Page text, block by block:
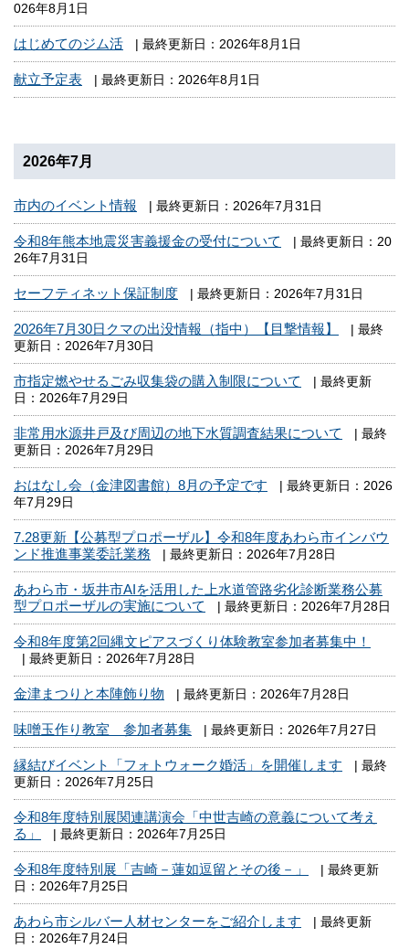
026年8月1日
はじめてのジム活 | 最終更新日：2026年8月1日
献立予定表 | 最終更新日：2026年8月1日
2026年7月
市内のイベント情報 | 最終更新日：2026年7月31日
令和8年熊本地震災害義援金の受付について
| 最終更新日：20
26年7月31日
セーフティネット保証制度 | 最終更新日：2026年7月31日
2026年7月30日クマの出没情報（指中）【目撃情報】
| 最終
更新日：2026年7月30日
市指定燃やせるごみ収集袋の購入制限について
| 最終更新
日：2026年7月29日
非常用水源井戸及び周辺の地下水質調査結果について
| 最終
更新日：2026年7月29日
おはなし会（金津図書館）8月の予定です
| 最終更新日：2026
年7月29日
7.28更新【公募型プロポーザル】令和8年度あわら市インバウ
ンド推進事業委託業務
| 最終更新日：2026年7月28日
あわら市・坂井市AIを活用した上水道管路劣化診断業務公募
型プロポーザルの実施について
| 最終更新日：2026年7月28日
令和8年度第2回縄文ピアスづくり体験教室参加者募集中！
| 最終更新日：2026年7月28日
金津まつりと本陣飾り物 | 最終更新日：2026年7月28日
味噌玉作り教室 参加者募集 | 最終更新日：2026年7月27日
縁結びイベント「フォトウォーク婚活」を開催します
| 最終
更新日：2026年7月25日
令和8年度特別展関連講演会「中世吉崎の意義について考え
る」
| 最終更新日：2026年7月25日
令和8年度特別展「吉崎－蓮如逗留とその後－」
| 最終更新
日：2026年7月25日
あわら市シルバー人材センターをご紹介します
| 最終更新
日：2026年7月24日